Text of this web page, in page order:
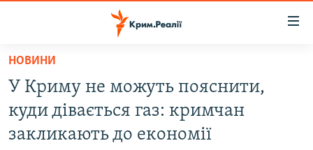
Перейти
основного
матеріалу
Перейти
до
ВОДА.КРИМ
ВІДЕО ТА ФОТО
НОВИНИ
У Криму не можуть пояснити,
куди дівається газ: кримчан
закликають до економії